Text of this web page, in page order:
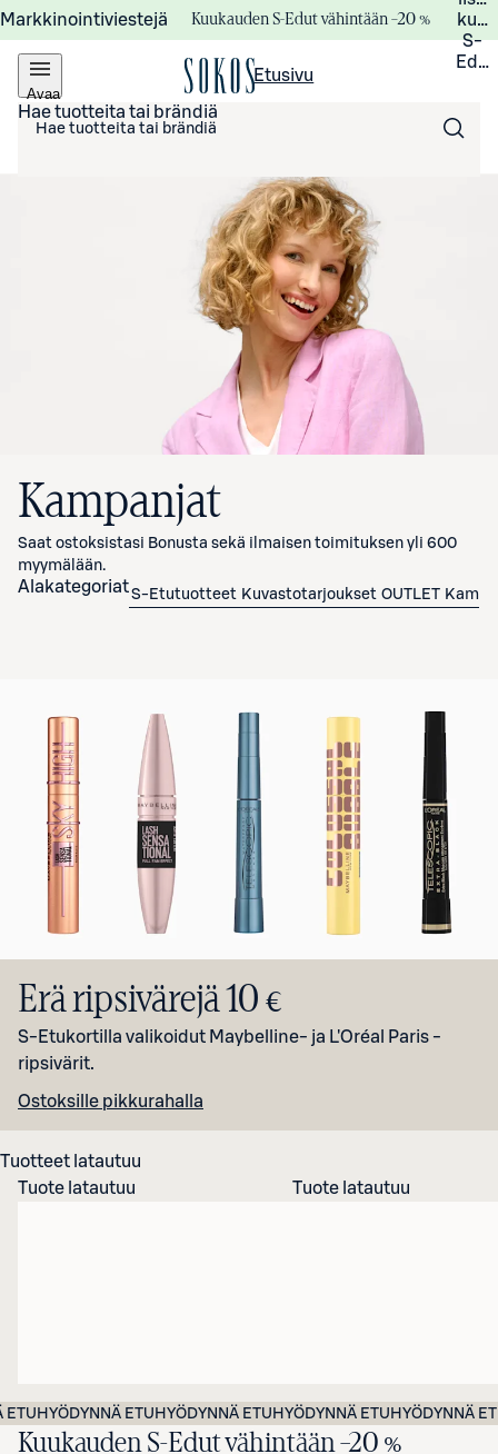
Markkinointiviestejä Kuukauden S-Edut vähintään –20 %
S-
Avaa
valikko
Etusivu
Hae tuotteita tai brändiä
Kampanjat
Saat ostoksistasi Bonusta sekä ilmaisen toimituksen yli 600
myymälään.
AlakategoriatS-Etutuotteet Kuvastotarjoukset OUTLET
Erä ripsivärejä10 €
S-Etukortilla valikoidut Maybelline- ja L'Oréal Paris -
ripsivärit.
Ostoksille pikkurahalla
Tuotteet latautuu
Tuote latautuu
Tuote latautuu
ETU HYÖDYNNÄ ETU HYÖDYNNÄ ETU HYÖDYNNÄ ETU HYÖDYNNÄ
Kuukauden S-Edut vähintään –20 %